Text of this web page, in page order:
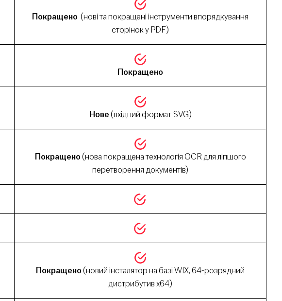
Покращено (нові та покращені інструменти впорядкування
сторінок у PDF)
Покращено
Нове(вхідний формат SVG)
Покращено(нова покращена технологія OCR для ліпшого
перетворення документів)
Покращено(новий інсталятор на базі WIX, 64-розрядний
дистрибутив x64)